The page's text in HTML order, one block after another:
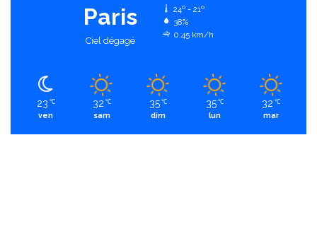
Paris
Ciel dégagé
24º - 21º
38%
0.45 km/h
23 ℃
ven
32 ℃
sam
35 ℃
dim
35 ℃
lun
32 ℃
mar